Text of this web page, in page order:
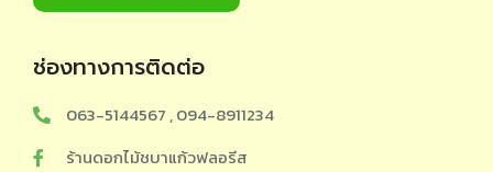
ช่องทางการติดต่อ
063-5144567 , 094-8911234
ร้านดอกไม้ชบาแก้วฟลอรีส